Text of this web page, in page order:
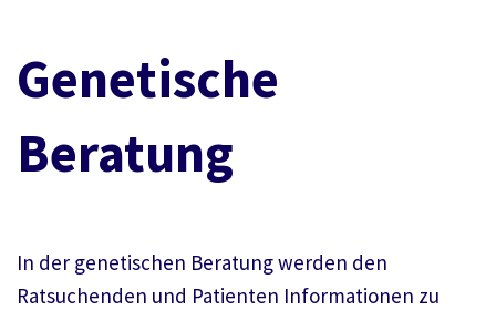
Genetische
Beratung
In der genetischen Beratung werden den
Ratsuchenden und Patienten Informationen zu